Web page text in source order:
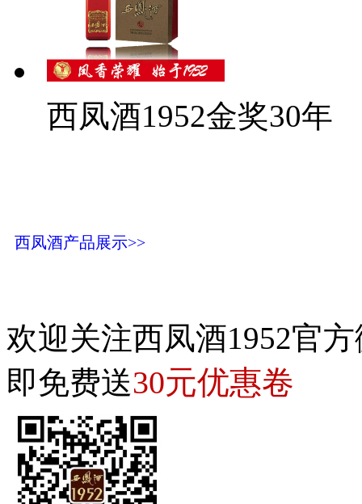
西凤酒1952金奖30年
西凤酒产品展示>>
欢迎关注西凤酒1952官
即免费送30元优惠卷